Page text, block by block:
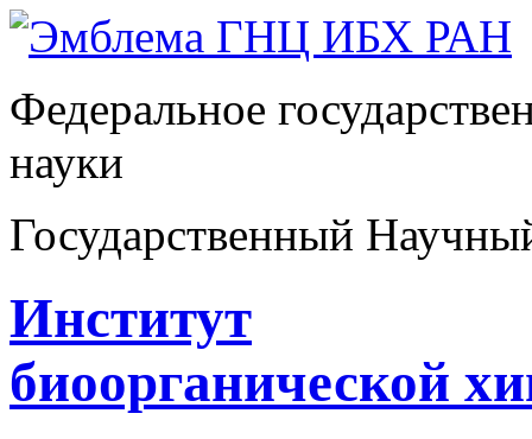
Федеральное
науки
Государственный
Институт
биоорганической